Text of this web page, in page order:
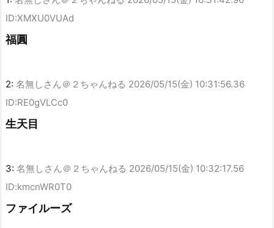
ID:XMXU0VUAd
福圓
2: 名無しさん＠２ちゃんねる 2026/05/15(金) 10:31:56.36
ID:RE0gVLCc0
生天目
3: 名無しさん＠２ちゃんねる 2026/05/15(金) 10:32:17.56
ID:kmcnWR0T0
ファイルーズ